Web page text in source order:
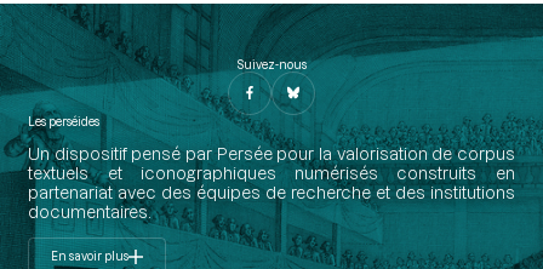
Suivez-nous
Les perséides
Un dispositif pensé par Persée pour la valorisation de corpus
textuels et iconographiques numérisés construits en
partenariat avec des équipes de recherche et des institutions
documentaires.
En savoir plus